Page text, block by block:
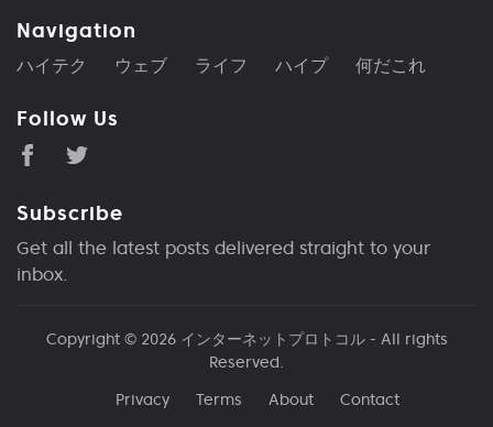
Navigation
ハイテク ウェブ ライフ ハイプ 何だこれ
Follow Us
Subscribe
Get all the latest posts delivered straight to your
inbox.
Copyright © 2026 インターネットプロトコル- All rights
Reserved.
Privacy
Terms About Contact